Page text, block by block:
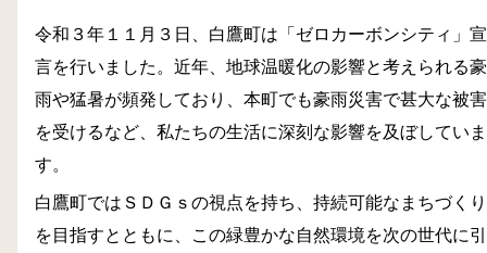
令和３年１１月３日、白鷹町は「ゼロカーボンシティ」宣
言を行いました。近年、地球温暖化の影響と考えられる豪
雨や猛暑が頻発しており、本町でも豪雨災害で甚大な被害
を受けるなど、私たちの生活に深刻な影響を及ぼしていま
す。
白鷹町ではＳＤＧｓの視点を持ち、持続可能なまちづくり
を目指すとともに、この緑豊かな自然環境を次の世代に引